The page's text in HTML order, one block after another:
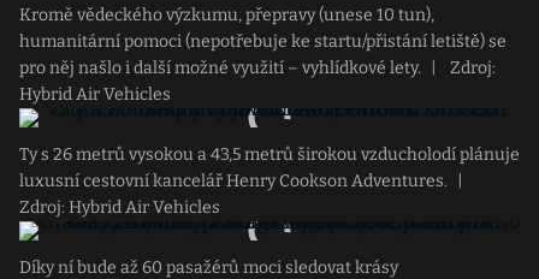
Kromě vědeckého výzkumu, přepravy (unese 10 tun),
humanitární pomoci (nepotřebuje ke startu/přistání letiště) se
pro něj našlo i další možné využití – vyhlídkové lety.
Zdroj:
Hybrid Air Vehicles
Ty s 26 metrů vysokou a 43,5 metrů širokou vzducholodí plánuje
luxusní cestovní kancelář Henry Cookson Adventures.
Zdroj: Hybrid Air Vehicles
Díky ní bude až 60 pasažérů moci sledovat krásy